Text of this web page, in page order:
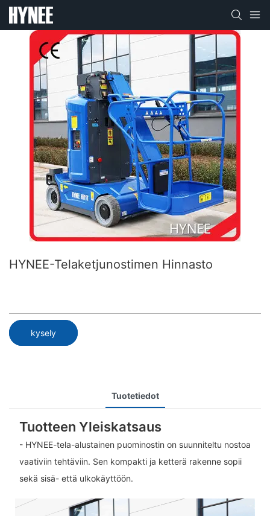
HYNEE-Telaketjunostimen Hinnasto
kysely
Tuotetiedot
Tuotteen Yleiskatsaus
- HYNEE-tela-alustainen puominostin on suunniteltu nostoa
vaativiin tehtäviin. Sen kompakti ja ketterä rakenne sopii
sekä sisä- että ulkokäyttöön.